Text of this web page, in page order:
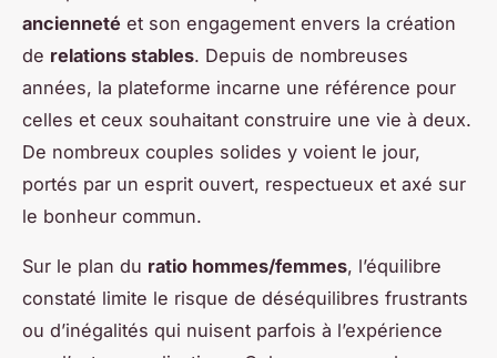
ancienneté et son engagement envers la création
de relations stables. Depuis de nombreuses
années, la plateforme incarne une référence pour
celles et ceux souhaitant construire une vie à deux.
De nombreux couples solides y voient le jour,
portés par un esprit ouvert, respectueux et axé sur
le bonheur commun.
Sur le plan du ratio hommes/femmes, l’équilibre
constaté limite le risque de déséquilibres frustrants
ou d’inégalités qui nuisent parfois à l’expérience